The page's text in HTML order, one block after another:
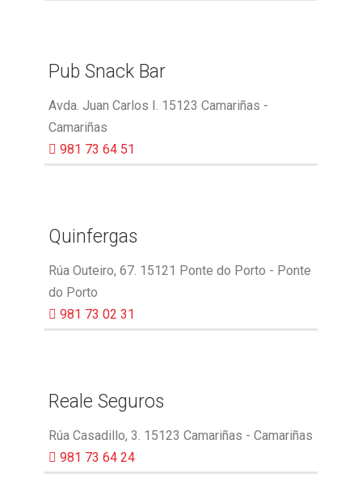
Pub Snack Bar
Avda. Juan Carlos I. 15123 Camariñas -
Camariñas
981 73 64 51
Quinfergas
Rúa Outeiro, 67. 15121 Ponte do Porto - Ponte
do Porto
981 73 02 31
Reale Seguros
Rúa Casadillo, 3. 15123 Camariñas - Camariñas
981 73 64 24